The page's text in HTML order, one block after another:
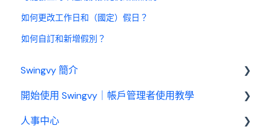
如何更改工作日和（國定）假日？
如何自訂和新增假別？
Swingvy 簡介
認識 Swingvy
開始使用 Swingvy｜帳戶管理者使用教學
Swingvy 新手教學｜所有你需要的教學影片都在
人事中心